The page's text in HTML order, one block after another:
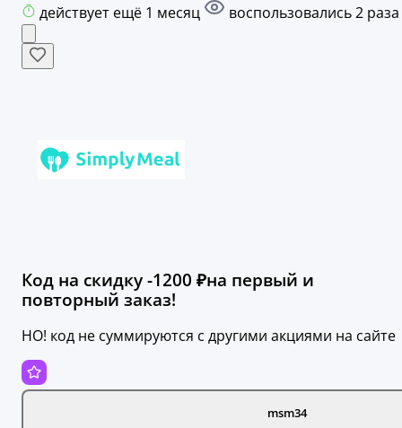
действует ещё 1 месяц воспользовались 2 раза
Код на скидку -1200 ₽на первый и
повторный заказ!
НО! код не суммируются с другими акциями на сайте
msm34